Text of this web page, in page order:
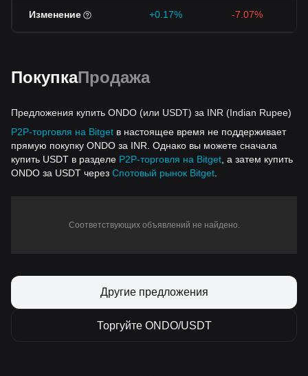
Изменение +0.17% -7.07%
ПокупкаПродажа
Предложения купить ONDO (или USDT) за INR (Indian Rupee)
P2P-торговля на Bitget в настоящее время не поддерживает
прямую покупку ONDO за INR. Однако вы можете сначала
купить USDT в разделе P2P-торговля на Bitget , а затем купить
ONDO за USDT через Спотовый рынок Bitget
Соответствующих объявлений не найдено.
Другие предложения
Торгуйте ONDO/USDT